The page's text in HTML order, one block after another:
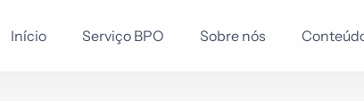
Início Serviço BPO Sobre nós